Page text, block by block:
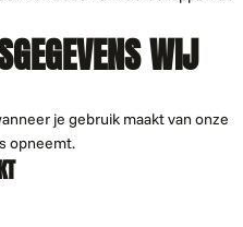
WIJ
je gebruik maakt van onze
opneemt.